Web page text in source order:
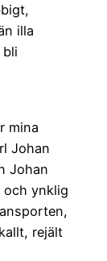
illa
mina
Johan
Johan
och ynklig
rejält